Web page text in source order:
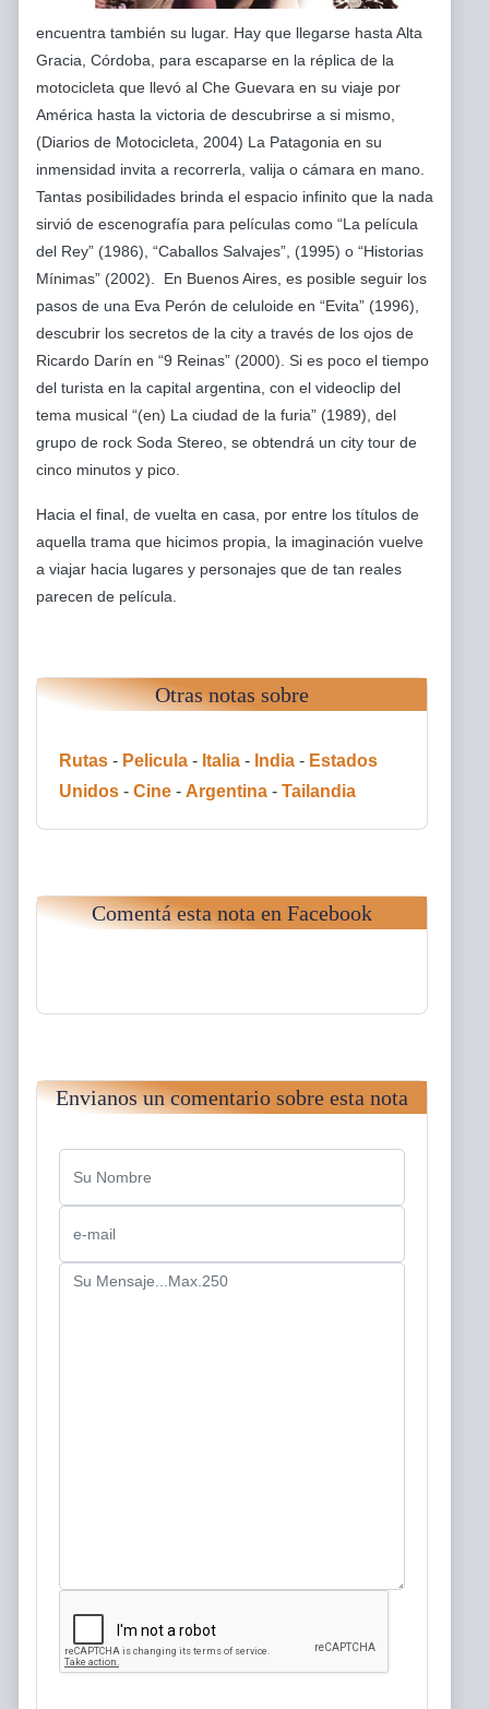
encuentra también su lugar. Hay que llegarse hasta Alta
Gracia, Córdoba, para escaparse en la réplica de la
motocicleta que llevó al Che Guevara en su viaje por
América hasta la victoria de descubrirse a si mismo,
(Diarios de Motocicleta, 2004) La Patagonia en su
inmensidad invita a recorrerla, valija o cámara en mano.
Tantas posibilidades brinda el espacio infinito que la nada
sirvió de escenografía para películas como “La película
del Rey” (1986), “Caballos Salvajes”, (1995) o “Historias
Mínimas” (2002). En Buenos Aires, es posible seguir los
pasos de una Eva Perón de celuloide en “Evita” (1996),
descubrir los secretos de la city a través de los ojos de
Ricardo Darín en “9 Reinas” (2000). Si es poco el tiempo
del turista en la capital argentina, con el videoclip del
tema musical “(en) La ciudad de la furia” (1989), del
grupo de rock Soda Stereo, se obtendrá un city tour de
cinco minutos y pico.
Hacia el final, de vuelta en casa, por entre los títulos de
aquella trama que hicimos propia, la imaginación vuelve
a viajar hacia lugares y personajes que de tan reales
parecen de película.
Otras notas sobre
Rutas - Pelicula - Italia - India - Estados
Unidos - Cine - Argentina - Tailandia
Comentá esta nota en Facebook
Envianos un comentario sobre esta nota